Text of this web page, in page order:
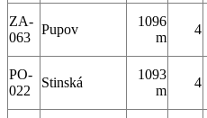
ZA-
063
Pupov
1096
m
4
PO-
022
Stinská
1093
m
4